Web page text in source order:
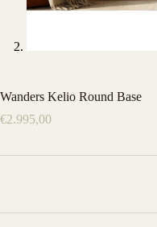
Wanders Kelio Round Base
€2.995,00